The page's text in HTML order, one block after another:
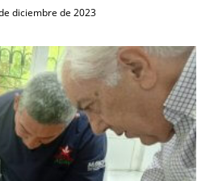
diciembre de 2023